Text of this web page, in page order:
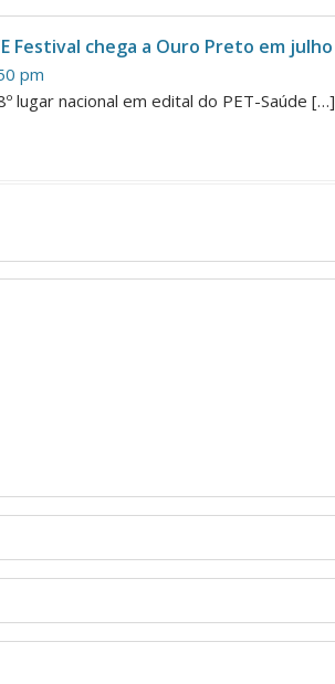
Festival chega a Ouro Preto em julho
pm
lugar nacional em edital do PET-Saúde […]